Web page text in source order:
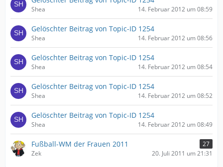
Shea 14. Februar 2012 um 08:59
Gelöschter Beitrag von Topic-ID 1254
Shea 14. Februar 2012 um 08:56
Gelöschter Beitrag von Topic-ID 1254
Shea 14. Februar 2012 um 08:54
Gelöschter Beitrag von Topic-ID 1254
Shea 14. Februar 2012 um 08:52
Gelöschter Beitrag von Topic-ID 1254
Shea 14. Februar 2012 um 08:49
Fußball-WM der Frauen 2011
27
Zek
20. Juli 2011 um 21:31